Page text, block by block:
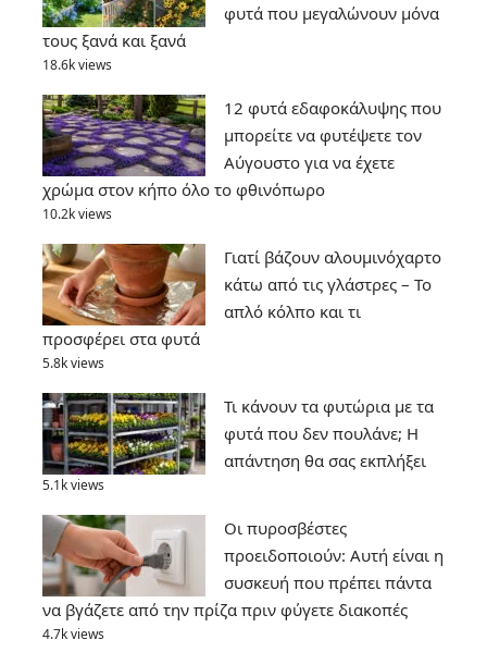
φυτά που μεγαλώνουν μόνα
τους ξανά και ξανά
18.6k views
12 φυτά εδαφοκάλυψης που
μπορείτε να φυτέψετε τον
Αύγουστο για να έχετε
χρώμα στον κήπο όλο το φθινόπωρο
10.2k views
Γιατί βάζουν αλουμινόχαρτο
κάτω από τις γλάστρες – Το
απλό κόλπο και τι
προσφέρει στα φυτά
5.8k views
Τι κάνουν τα φυτώρια με τα
φυτά που δεν πουλάνε; Η
απάντηση θα σας εκπλήξει
5.1k views
Οι πυροσβέστες
προειδοποιούν: Αυτή είναι η
συσκευή που πρέπει πάντα
να βγάζετε από την πρίζα πριν φύγετε διακοπές
4.7k views